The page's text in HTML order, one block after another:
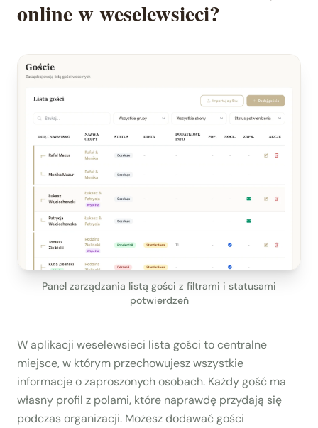
online w weselewsieci?
Panel zarządzania listą gości z filtrami i statusami
potwierdzeń
W aplikacji weselewsieci lista gości to centralne
miejsce, w którym przechowujesz wszystkie
informacje o zaproszonych osobach. Każdy gość ma
własny profil z polami, które naprawdę przydają się
podczas organizacji. Możesz dodawać gości